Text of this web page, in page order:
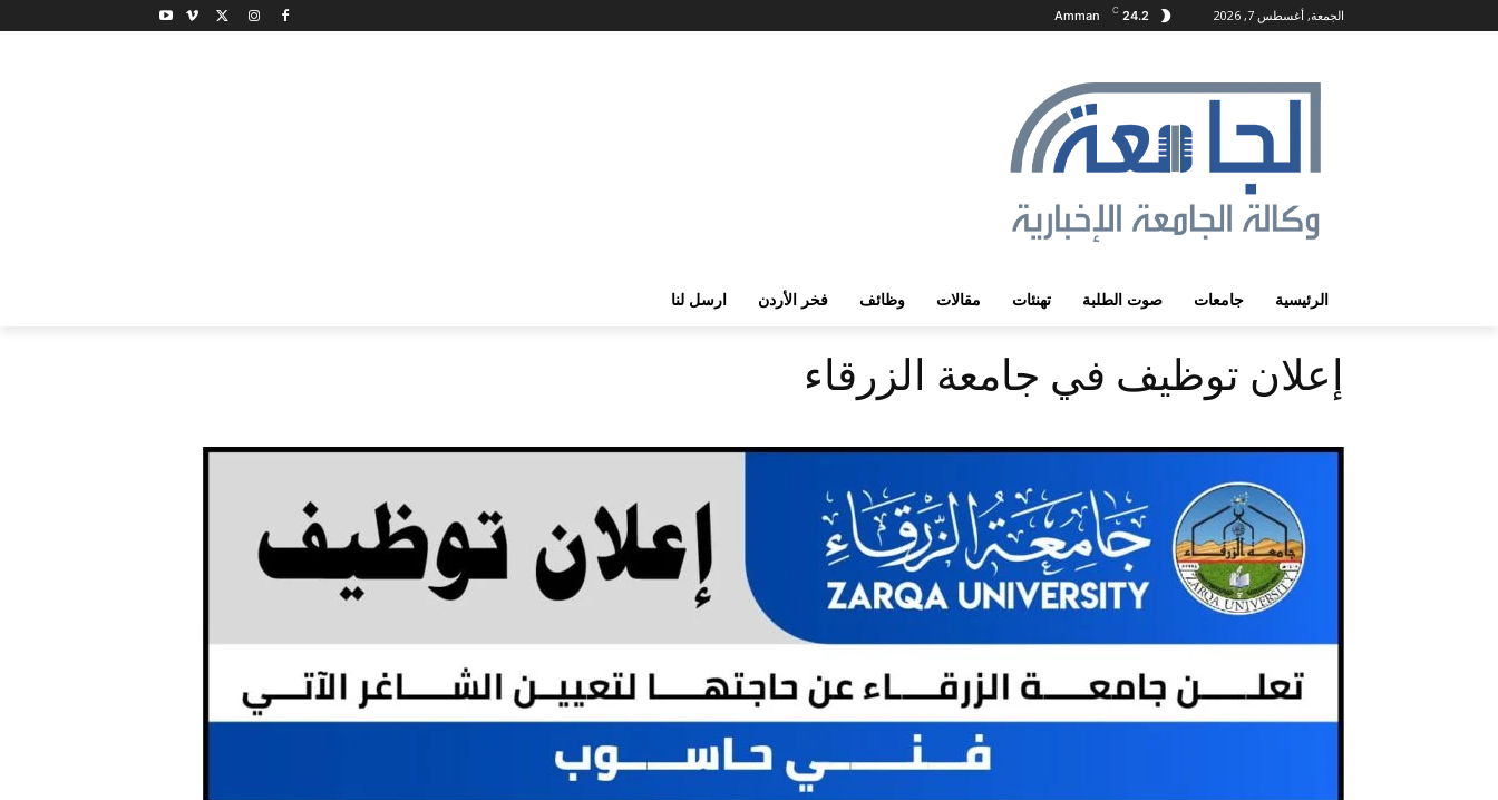
الجمعة, أغسطس 7, 2026 24.2
C
Amman
الرئيسية جامعات صوت الطلبة تهنئات مقالات وظائف فخر الأردن ارسل لنا
إعلان توظيف في جامعة الزرقاء